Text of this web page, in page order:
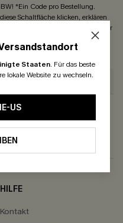
Staaten. Für das beste
lokale Website zu wechseln.
US
*Ein Code pro Bestellung.
Schaltfläche klicken, erklären
und Updates von Cupshe per
unsere
. Jederzeit abbestellen.
HILFE
Kontakt